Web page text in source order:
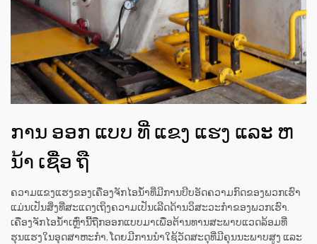
ການ ອອກ ແບບ ທີ່ ແຂງ ແຮງ ແລະ ຫ
ນ້າ ເຊື່ອ ຖື
ຄວາມແຂງແຮງຂອງເຄື່ອງຈັກໄອນ້ຳທີ່ມີການບີບອັດຄວາມກົດຂອງພວກເຮົາ
ແມ່ນເປັນສິ່ງທີ່ສະແດງເຖິງຄວາມເປັນເລີດດ້ານວິສະວະກຳຂອງພວກເຮົາ.
ເຄື່ອງຈັກໄອນ້ຳເຫຼົ່ານີ້ຖືກອອກແບບມາເພື່ອຕ້ານທານສະພາບແວດລ້ອມທີ່
ຮຸນແຮງໃນອຸດສາຫະກຳ, ໂດຍມີການນຳໃຊ້ວັດສະດຸທີ່ມີຄຸນນະພາບສູງ ແລະ